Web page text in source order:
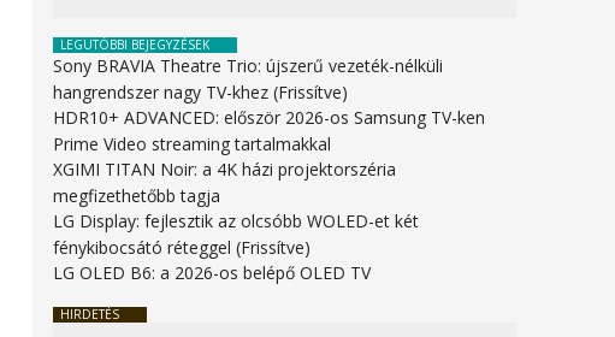
LEGUTÓBBI BEJEGYZÉSEK
Sony BRAVIA Theatre Trio: újszerű vezeték-nélküli
hangrendszer nagy TV-khez (Frissítve)
HDR10+ ADVANCED: először 2026-os Samsung TV-ken
Prime Video streaming tartalmakkal
XGIMI TITAN Noir: a 4K házi projektorszéria
megfizethetőbb tagja
LG Display: fejlesztik az olcsóbb WOLED-et két
fénykibocsátó réteggel (Frissítve)
LG OLED B6: a 2026-os belépő OLED TV
HIRDETÉS